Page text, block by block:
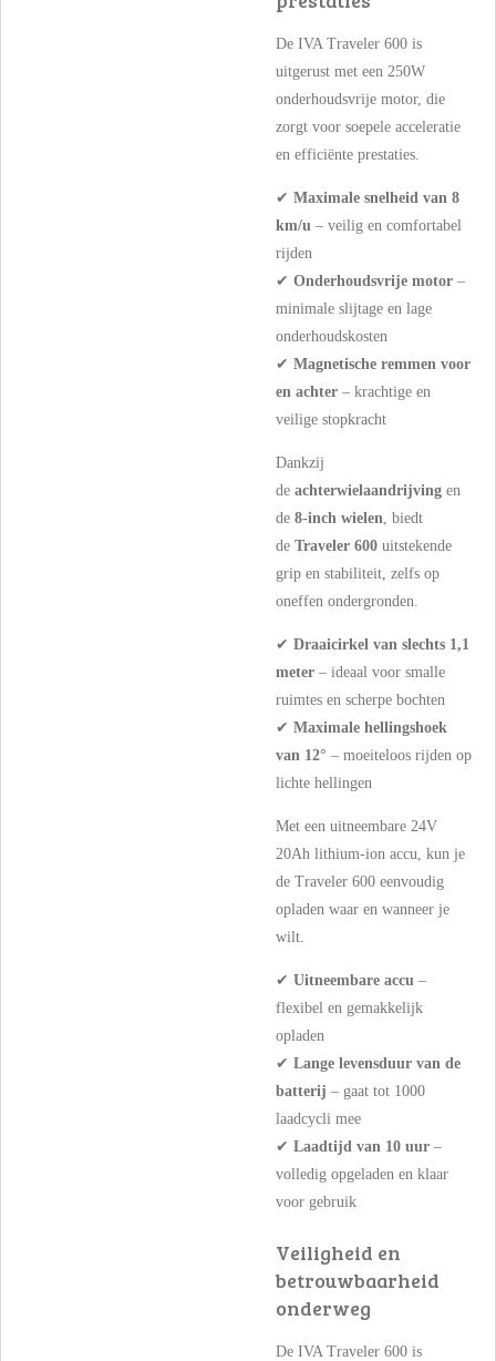
De IVA Traveler 600 is
uitgerust met een 250W
onderhoudsvrije motor, die
zorgt voor soepele acceleratie
en efficiënte prestaties.
✔ Maximale snelheid van 8
km/u – veilig en comfortabel
rijden
✔ Onderhoudsvrije motor –
minimale slijtage en lage
onderhoudskosten
✔ Magnetische remmen voor
en achter – krachtige en
veilige stopkracht
Dankzij
de achterwielaandrijving en
de 8-inch wielen, biedt
de Traveler 600 uitstekende
grip en stabiliteit, zelfs op
oneffen ondergronden.
✔ Draaicirkel van slechts 1,1
meter – ideaal voor smalle
ruimtes en scherpe bochten
✔ Maximale hellingshoek
van 12° – moeiteloos rijden op
lichte hellingen
Met een uitneembare 24V
20Ah lithium-ion accu, kun je
de Traveler 600 eenvoudig
opladen waar en wanneer je
wilt.
✔ Uitneembare accu –
flexibel en gemakkelijk
opladen
✔ Lange levensduur van de
batterij – gaat tot 1000
laadcycli mee
✔ Laadtijd van 10 uur –
volledig opgeladen en klaar
voor gebruik
Veiligheid en
betrouwbaarheid
onderweg
De IVA Traveler 600 is